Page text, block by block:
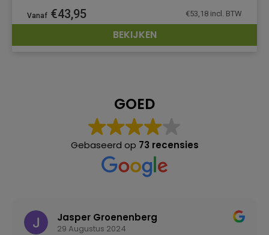
DETAILS
€43,95 €53,18 incl. BTW
BEKIJKEN
GOED
Gebaseerd op 73 recensies
Jasper Groenenberg
29 Augustus 2024